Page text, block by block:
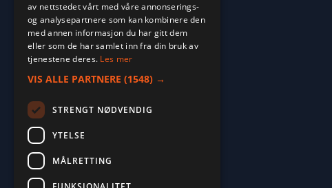
av nettstedet vårt med våre annonserings-
og analysepartnere som kan kombinere den
med annen informasjon du har gitt dem
eller som de har samlet inn fra din bruk av
tjenestene deres. Les mer
VIS ALLE PARTNERE (1548) →
STRENGT NØDVENDIG
YTELSE
MÅLRETTING